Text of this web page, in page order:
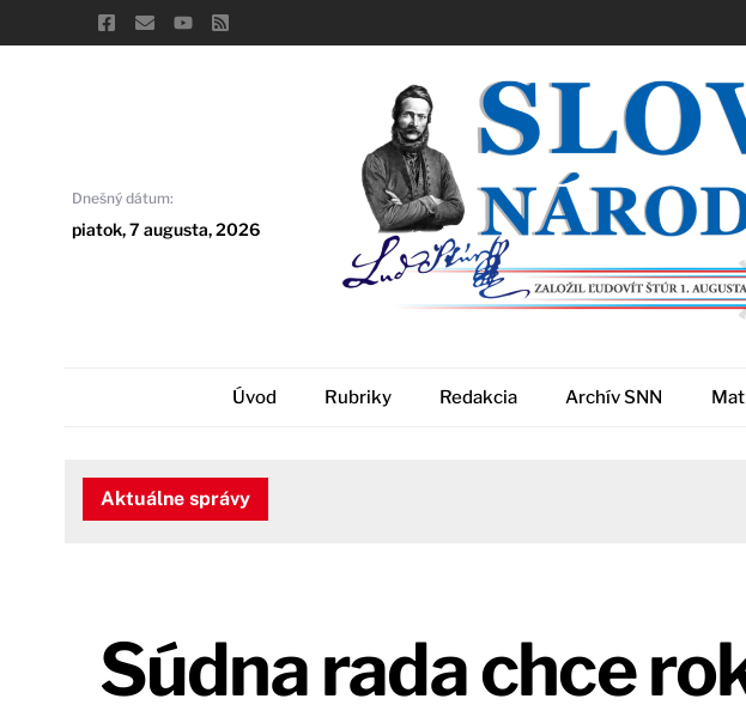
to
Dnešný dátum:
piatok, 7 augusta, 2026
Úvod Rubriky Redakcia Archív SNN
Aktuálne správy
Súdna rada chce